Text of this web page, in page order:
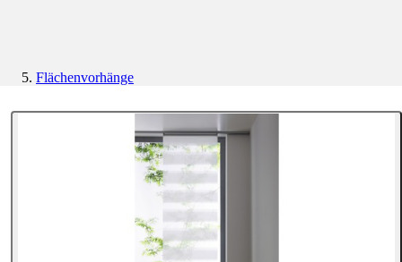
Flächenvorhänge